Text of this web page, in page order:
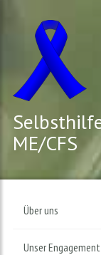
ME/CFS
Über uns
Unser Engagement